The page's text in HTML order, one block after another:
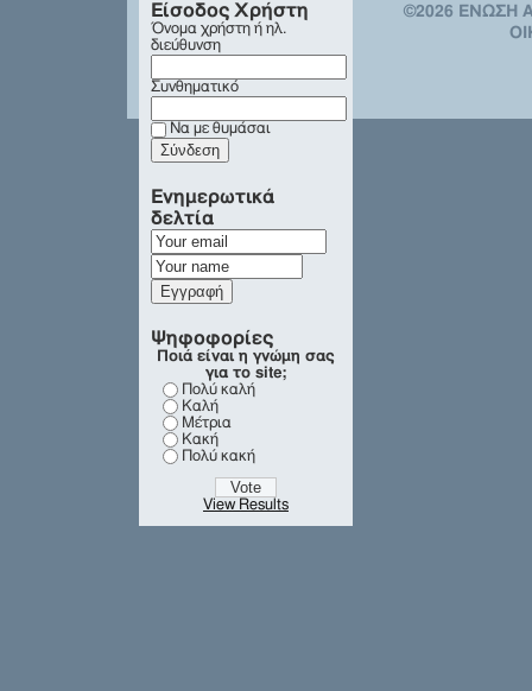
Είσοδος Χρήστη
Όνομα χρήστη ή ηλ.
διεύθυνση
Συνθηματικό
Να με θυμάσαι
Ενημερωτικά
δελτία
Ψηφοφορίες
Ποιά είναι η γνώμη σας
για το site;
Πολύ καλή
Καλή
Μέτρια
Κακή
Πολύ κακή
View Results
©2026 ΕΝΩΣΗ